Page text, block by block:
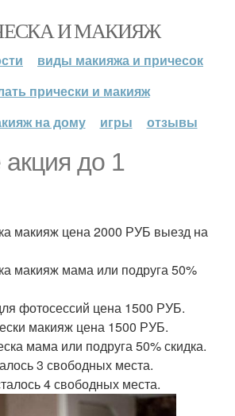
И МАКИЯЖ
виды макияжа и причесок
прически и макияж
на дому
игры отзывы
до 1
макияж цена 2000 РУБ выезд на
макияж мама или подруга 50%
фотосессий цена 1500 РУБ.
макияж цена 1500 РУБ.
мама или подруга 50% скидка.
3 свободных места.
4 свободных места.